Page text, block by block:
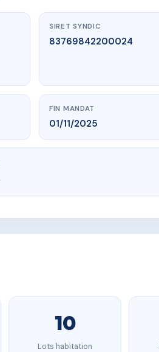
SIRET SYNDIC
83769842200024
FIN MANDAT
01/11/2025
10
Lots habitation